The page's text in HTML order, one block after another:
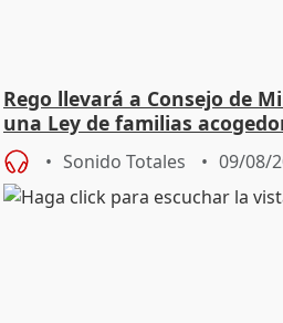
Rego llevará a Consejo de
una Ley de familias
Sonido Totales 09/08/